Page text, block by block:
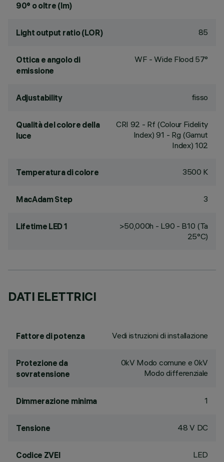
90° o oltre (lm)
Light output ratio (LOR) 85
Ottica e angolo di
emissione
WF - Wide Flood 57°
Adjustability fisso
Qualità del colore della
luce
CRI 92 - Rf (Colour Fidelity
Index) 91 - Rg (Gamut
Index) 102
Temperatura di colore 3500 K
MacAdam Step 3
Lifetime LED 1
>50,000h - L90 - B10 (Ta
25°C)
DATI ELETTRICI
Fattore di potenza Vedi istruzioni di installazione
Protezione da
sovratensione
0kV Modo comune e 0kV
Modo differenziale
Dimmerazione minima 1
Tensione 48 V DC
Codice ZVEI LED